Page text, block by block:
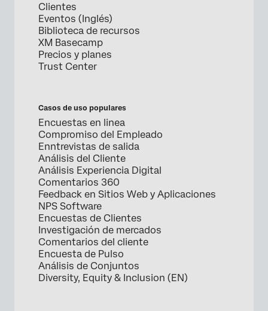
Clientes
Eventos (Inglés)
Biblioteca de recursos
XM Basecamp
Precios y planes
Trust Center
Casos de uso populares
Encuestas en linea
Compromiso del Empleado
Enntrevistas de salida
Análisis del Cliente
Análisis Experiencia Digital
Comentarios 360
Feedback en Sitios Web y Aplicaciones
NPS Software
Encuestas de Clientes
Investigación de mercados
Comentarios del cliente
Encuesta de Pulso
Análisis de Conjuntos
Diversity, Equity & Inclusion (EN)